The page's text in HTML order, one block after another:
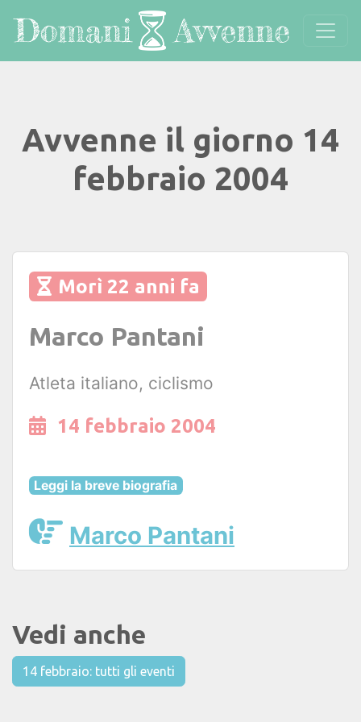
Avvenne il giorno 14
febbraio 2004
Morì 22 anni fa
Marco Pantani
Atleta italiano, ciclismo
14 febbraio 2004
Leggi la breve biografia
Marco Pantani
Vedi anche
14 febbraio: tutti gli eventi